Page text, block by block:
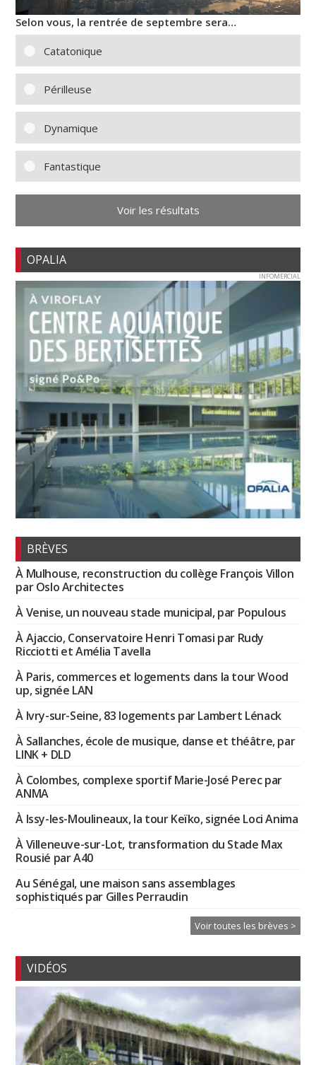
Selon vous, la rentrée de septembre sera…
Catatonique
Périlleuse
Dynamique
Fantastique
Voir les résultats
OPALIA
INFOMERCIAL
BRÈVES
À Mulhouse, reconstruction du collège François Villon
par Oslo Architectes
À Venise, un nouveau stade municipal, par Populous
À Ajaccio, Conservatoire Henri Tomasi par Rudy
Ricciotti et Amélia Tavella
À Paris, commerces et logements dans la tour Wood
up, signée LAN
À Ivry-sur-Seine, 83 logements par Lambert Lénack
À Sallanches, école de musique, danse et théâtre, par
LINK + DLD
À Colombes, complexe sportif Marie-José Perec par
ANMA
À Issy-les-Moulineaux, la tour Keïko, signée Loci Anima
À Villeneuve-sur-Lot, transformation du Stade Max
Rousié par A40
Au Sénégal, une maison sans assemblages
sophistiqués par Gilles Perraudin
Voir toutes les brèves >
VIDÉOS